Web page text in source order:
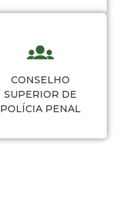
CONSELHO
SUPERIOR DE
POLÍCIA PENAL